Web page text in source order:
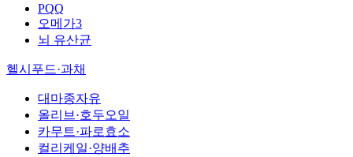
PQQ
오메가3
뇌 유산균
헬시푸드·과채
대마종자유
올리브·호두오일
카무트·파로효소
컬리케일·양배추